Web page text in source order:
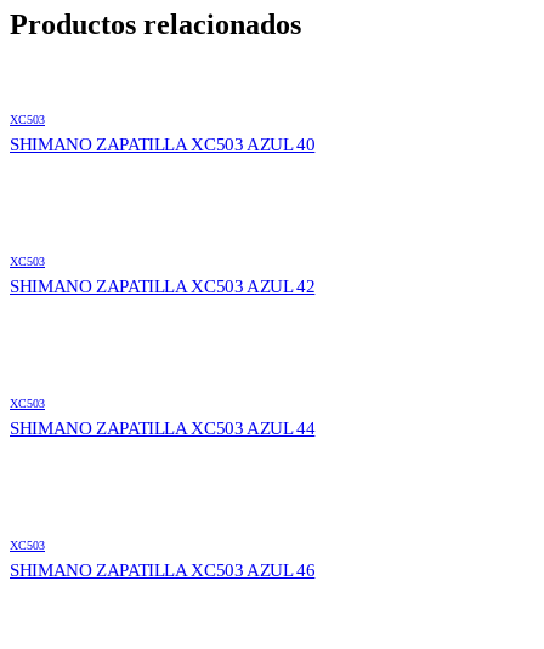
Productos relacionados
XC503
SHIMANO ZAPATILLA XC503 AZUL 40
XC503
SHIMANO ZAPATILLA XC503 AZUL 42
XC503
SHIMANO ZAPATILLA XC503 AZUL 44
XC503
SHIMANO ZAPATILLA XC503 AZUL 46